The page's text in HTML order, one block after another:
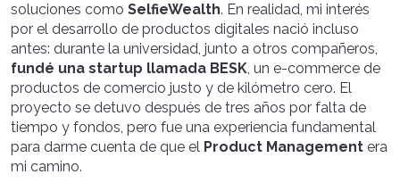
soluciones como SelfieWealth. En realidad, mi interés
por el desarrollo de productos digitales nació incluso
antes: durante la universidad, junto a otros compañeros,
fundé una startup llamada BESK, un e-commerce de
productos de comercio justo y de kilómetro cero. El
proyecto se detuvo después de tres años por falta de
tiempo y fondos, pero fue una experiencia fundamental
para darme cuenta de que el Product Management era
mi camino.